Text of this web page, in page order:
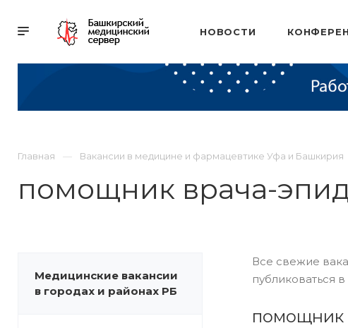
НОВОСТИ
Главная Вакансии в медицине и фармацевтике Уфа и Башкирия
помощник врача-
Медицинские вакансии
в городах и районах РБ
Все свежие
публиковаться
помощник